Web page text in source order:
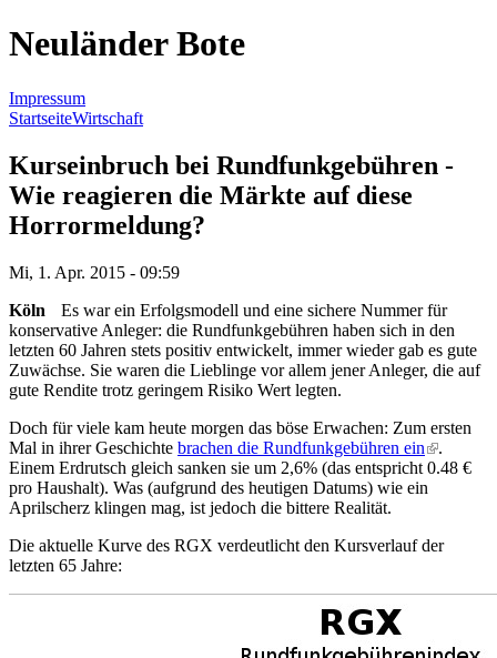
Neuländer Bote
Impressum
StartseiteWirtschaft
Kurseinbruch bei Rundfunkgebühren -
Wie reagieren die Märkte auf diese
Horrormeldung?
Mi, 1. Apr. 2015 - 09:59
Köln
Es war ein Erfolgsmodell und eine sichere Nummer für
konservative Anleger: die Rundfunkgebühren haben sich in den
letzten 60 Jahren stets positiv entwickelt, immer wieder gab es gute
Zuwächse. Sie waren die Lieblinge vor allem jener Anleger, die auf
gute Rendite trotz geringem Risiko Wert legten.
Doch für viele kam heute morgen das böse Erwachen: Zum ersten
Mal in ihrer Geschichte brachen die Rundfunkgebühren ein(link is
external)
.
Einem Erdrutsch gleich sanken sie um 2,6% (das entspricht 0.48 €
pro Haushalt). Was (aufgrund des heutigen Datums) wie ein
Aprilscherz klingen mag, ist jedoch die bittere Realität.
Die aktuelle Kurve des RGX verdeutlicht den Kursverlauf der
letzten 65 Jahre: